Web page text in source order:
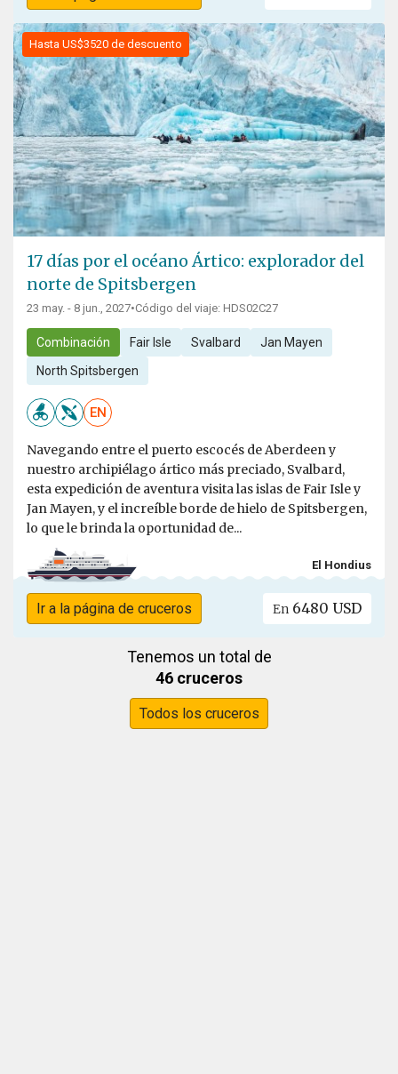
Hasta US$3520 de descuento
17 días por el océano Ártico: explorador del
norte de Spitsbergen
23 may. - 8 jun., 2027•Código del viaje: HDS02C27
Combinación Fair Isle Svalbard Jan Mayen
North Spitsbergen
EN
Navegando entre el puerto escocés de Aberdeen y
nuestro archipiélago ártico más preciado, Svalbard,
esta expedición de aventura visita las islas de Fair Isle y
Jan Mayen, y el increíble borde de hielo de Spitsbergen,
lo que le brinda la oportunidad de...
El Hondius
Ir a la página de cruceros En 6480 USD
Tenemos un total de
46 cruceros
Todos los cruceros